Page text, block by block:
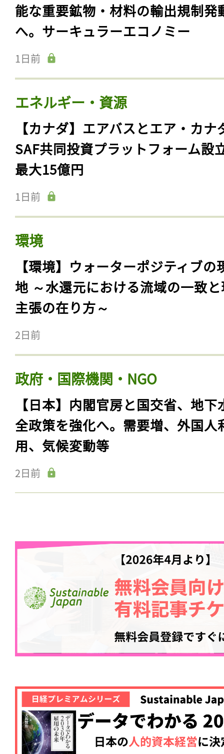
能な重要鉱物・材料の輸出規制発
へ。サーキュラーエコノミー
1日前
エネルギー・資源
【カナダ】エアバスとエア・カナ
SAF共同投資プラットフォーム設
最大15億円
1日前
環境
【環境】ウォーターポジティブの
地 ～水還元における流域の一致
主張の在り方～
2日前
政府・国際機関・NGO
【日本】内閣官房と国交省、地下
全政策を強化へ。需要増、外国人
用、気候変動等
2日前